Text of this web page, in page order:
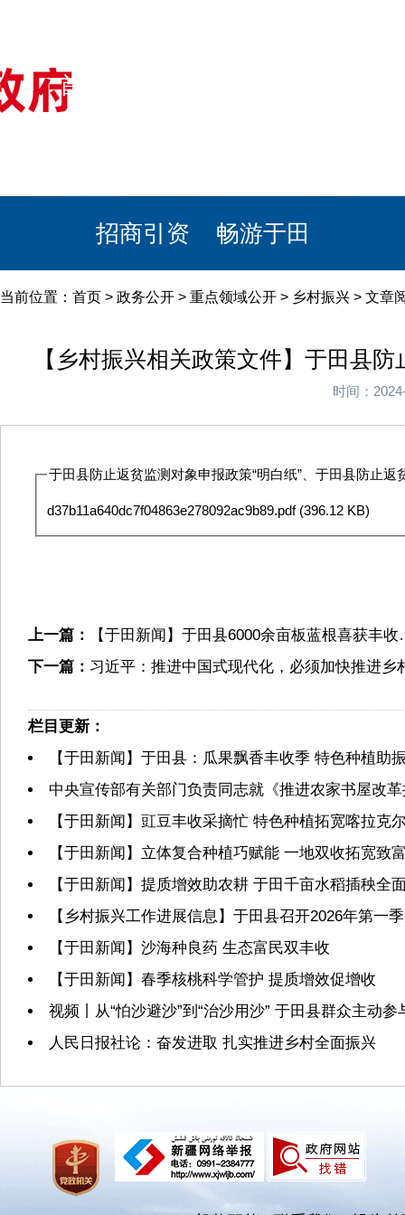
首页
招商引资 畅游于田
当前位置： 首页 > 政务公开 > 重点领域公开 > 乡村振兴 > 文章
【乡村振兴相关政策文件】于田县
时间：
于田县防止返贫监测对象申报政策“明白纸”、于田县防止返
d37b11a640dc7f04863e278092ac9b89.pdf(396.12 KB)
上一篇：
【于田新闻】于田县6000余亩板蓝根喜获丰
下一篇： 习近平：推进中国式现代化，必须加快推进乡
栏目更新：
【于田新闻】于田县：瓜果飘香丰收季 特色种植助
中央宣传部有关部门负责同志就《推进农家书屋改
【于田新闻】豇豆丰收采摘忙 特色种植拓宽喀拉克
【于田新闻】立体复合种植巧赋能 一地双收拓宽致
【于田新闻】提质增效助农耕 于田千亩水稻插秧全
【乡村振兴工作进展信息】于田县召开2026年第一
【于田新闻】沙海种良药 生态富民双丰收
【于田新闻】春季核桃科学管护 提质增效促增收
视频丨从“怕沙避沙”到“治沙用沙” 于田县群众主动
人民日报社论：奋发进取 扎实推进乡村全面振兴